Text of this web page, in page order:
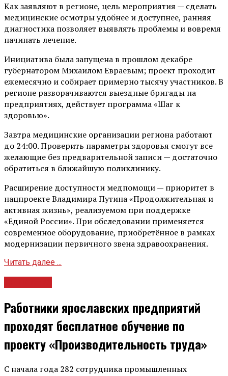
Как заявляют в регионе, цель мероприятия — сделать
медицинские осмотры удобнее и доступнее, ранняя
диагностика позволяет выявлять проблемы и вовремя
начинать лечение.
Инициатива была запущена в прошлом декабре
губернатором Михаилом Евраевым; проект проходит
ежемесячно и собирает примерно тысячу участников. В
регионе разворачиваются выездные бригады на
предприятиях, действует программа «Шаг к
здоровью».
Завтра медицинские организации региона работают
до 24:00. Проверить параметры здоровья смогут все
желающие без предварительной записи — достаточно
обратиться в ближайшую поликлинику.
Расширение доступности медпомощи — приоритет в
нацпроекте Владимира Путина «Продолжительная и
активная жизнь», реализуемом при поддержке
«Единой России». При обследовании применяется
современное оборудование, приобретённое в рамках
модернизации первичного звена здравоохранения.
Читать далее ...
Работники ярославских предприятий
проходят бесплатное обучение по
проекту «Производительность труда»
С начала года 282 сотрудника промышленных